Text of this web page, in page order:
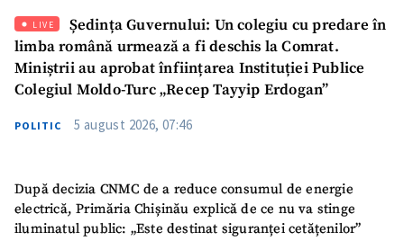
LIVE
Ședința Guvernului: Un colegiu cu predare în
limba română urmează a fi deschis la Comrat.
Miniștrii au aprobat înființarea Instituției Publice
Colegiul Moldo-Turc „Recep Tayyip Erdogan”
POLITIC 5 august 2026, 07:46
După decizia CNMC de a reduce consumul de energie
electrică, Primăria Chișinău explică de ce nu va stinge
iluminatul public: „Este destinat siguranței cetățenilor”